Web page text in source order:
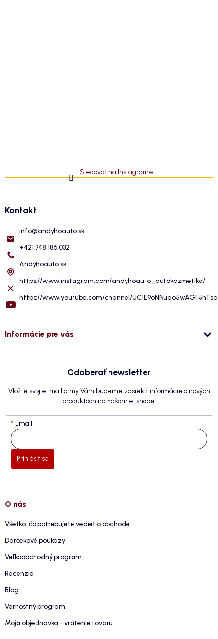
Sledovať na Instagrame
Kontakt
info@andyhoauto.sk
+421 948 186 032
Andyhoauto.sk
https://www.instagram.com/andyhoauto_autokozmetika/
https://www.youtube.com/channel/
Informácie pre vás
Odoberať newsletter
Vložte svoj e-mail a my Vám budeme zasielať informácie o nových
produktoch na našom e-shope.
Email
Prihlásiť sa
O nás
Všetko, čo potrebujete vedieť o obchode
Darčekové poukazy
Veľkoobchodný program
Recenzie
Blog
Vernostný program
Moja objednávka - vrátenie tovaru